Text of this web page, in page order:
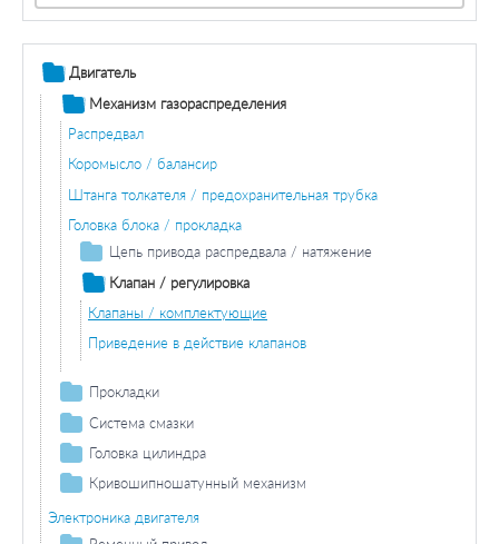
Двигатель
Механизм газораспределения
Распредвал
Коромысло / балансир
Штанга толкателя / предохранительная трубка
Головка блока / прокладка
Цепь привода распредвала / натяжение
Натяжитель цепи
Клапан / регулировка
Клапаны / комплектующие
Приведение в действие клапанов
Прокладки
Прокладка головки блока цилиндров
Прокладка крышки клапана
Прокладка стерженя
Прокладка впускного коллектора
Система смазки
Корпус топливного фильтра / прокладка
Масляный поддон / комплектующие
Винт сливного отверстия
Головка цилиндра
Крышка головки цилиндра / прокладка
Прокладка / уплотнит. кольцо впускного / выпускного
коллектора
Кривошипношатунный механизм
Вкладыш подшипника коленвала
Шатун
Электроника двигателя